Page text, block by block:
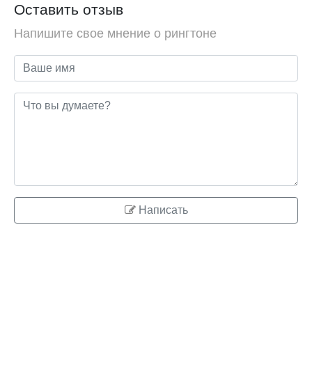
Оставить отзыв
Напишите свое мнение о рингтоне
Написать